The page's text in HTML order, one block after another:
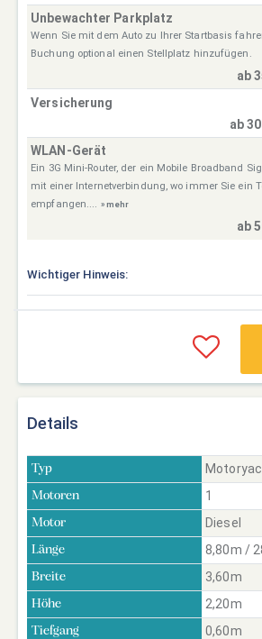
Unbewachter Parkplatz
Wenn Sie mit dem Auto zu Ihrer Startbasis
Buchung optional einen Stellplatz hinzufügen.
ab
Versicherung
ab
WLAN-Gerät
Ein 3G Mini-Router, der ein Mobile Broadband
mit einer Internetverbindung, wo immer Sie ein
empfangen.... » mehr
ab
Wichtiger Hinweis:
Details
Typ
Motoren 1
Motor Diesel
Länge 8,80m /
Breite 3,60m
Höhe 2,20m
Tiefgang 0,60m